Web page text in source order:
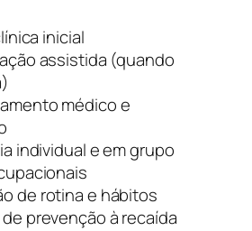
inicial
assistida (quando
médico e
individual e em grupo
de rotina e hábitos
prevenção à recaída